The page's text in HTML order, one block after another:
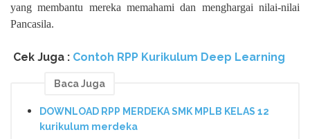
yang membantu mereka memahami dan menghargai nilai-nilai
Pancasila.
Cek Juga : Contoh RPP Kurikulum Deep Learning
Baca Juga
DOWNLOAD RPP MERDEKA SMK MPLB KELAS 12
kurikulum merdeka